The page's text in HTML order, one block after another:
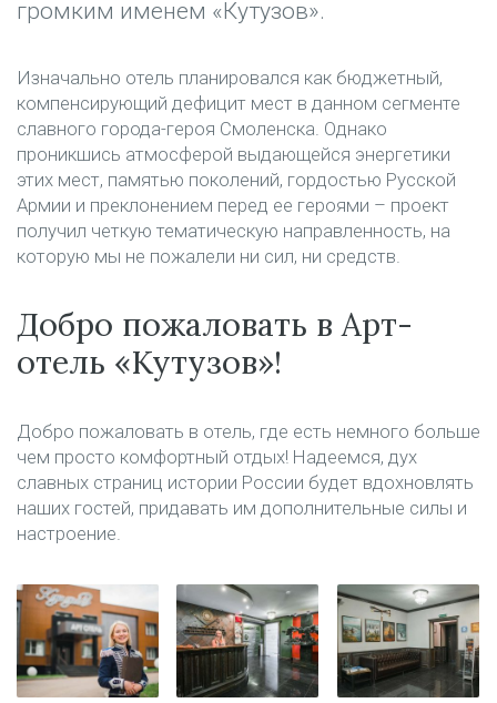
громким именем «Кутузов».
Изначально отель планировался как бюджетный,
компенсирующий дефицит мест в данном сегменте
славного города-героя Смоленска. Однако
проникшись атмосферой выдающейся энергетики
этих мест, памятью поколений, гордостью Русской
Армии и преклонением перед ее героями – проект
получил четкую тематическую направленность, на
которую мы не пожалели ни сил, ни средств.
Добро пожаловать в Арт-
отель «Кутузов»!
Добро пожаловать в отель, где есть немного больше
чем просто комфортный отдых! Надеемся, дух
славных страниц истории России будет вдохновлять
наших гостей, придавать им дополнительные силы и
настроение.